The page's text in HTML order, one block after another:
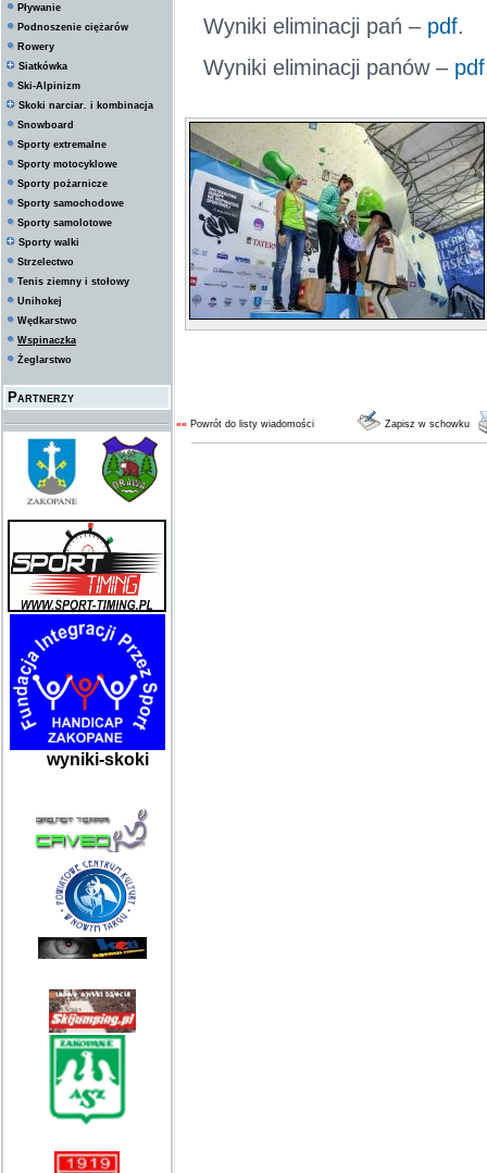
Pływanie
Podnoszenie ciężarów
Rowery
Siatkówka
Ski-Alpinizm
Skoki narciar. i kombinacja
Snowboard
Sporty extremalne
Sporty motocyklowe
Sporty pożarnicze
Sporty samochodowe
Sporty samolotowe
Sporty walki
Strzelectwo
Tenis ziemny i stołowy
Unihokej
Wędkarstwo
Wspinaczka
Żeglarstwo
Partnerzy
wyniki-skoki
Wyniki eliminacji pań – pdf.
Wyniki eliminacji panów – pdf
«« Powrót do listy wiadomości Zapisz w schowku